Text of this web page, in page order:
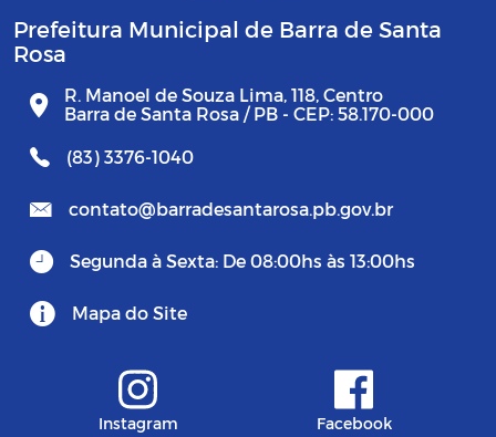
Prefeitura Municipal de Barra de Santa
Rosa
R. Manoel de Souza Lima, 118, Centro
Barra de Santa Rosa / PB - CEP: 58.170-000
(83) 3376-1040
contato@barradesantarosa.pb.gov.br
Segunda à Sexta: De 08:00hs às 13:00hs
Mapa do Site
Instagram Facebook